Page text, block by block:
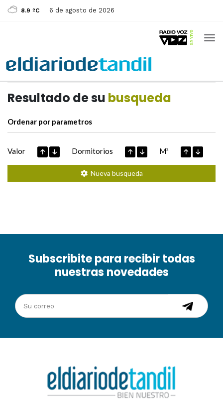
8.9 ºC 6 de agosto de 2026
Resultado de su busqueda
Ordenar por parametros
Valor Dormitorios M²
Nueva busqueda
Subscribite para recibir todas
nuestras novedades